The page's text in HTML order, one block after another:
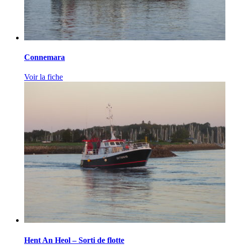
Connemara
Voir la fiche
Hent An Heol – Sorti de flotte